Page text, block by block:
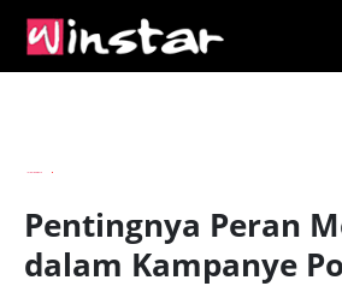
Pentingnya Peran
dalam Kampanye